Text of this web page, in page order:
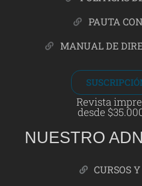
PAUTA
MANUAL DE
Revista
desde
NUESTRO
CURSOS